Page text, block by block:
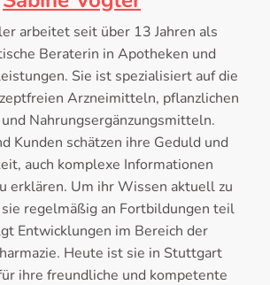
arbeitet seit über 13 Jahren als
Beraterin in Apotheken und
Sie ist spezialisiert auf die
Arzneimitteln, pflanzlichen
Nahrungsergänzungsmitteln.
Kunden schätzen ihre Geduld und
auch komplexe Informationen
erklären. Um ihr Wissen aktuell zu
regelmäßig an Fortbildungen teil
Entwicklungen im Bereich der
Heute ist sie in Stuttgart
ihre freundliche und kompetente